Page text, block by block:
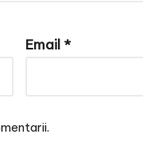
Email *